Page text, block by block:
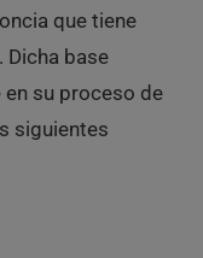
que tiene
Dicha base
su proceso de
siguientes